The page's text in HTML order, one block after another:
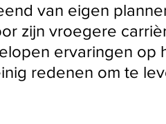
van eigen
zijn vroegere
ervaringen op
redenen om te